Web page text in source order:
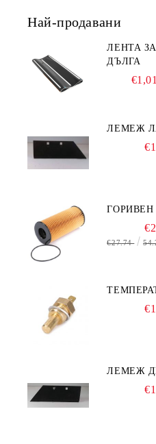
Най-продавани
ЛЕНТА ЗА
ДЪЛГА
ЛЕМЕЖ
€27.74
ЛЕМЕЖ